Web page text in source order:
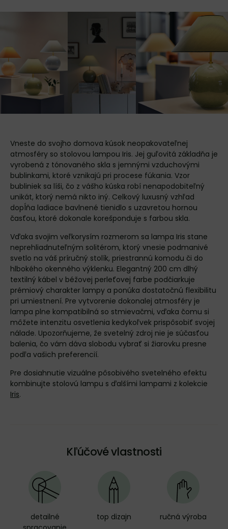
Vneste do svojho domova kúsok neopakovateľnej
atmosféry so stolovou lampou Iris. Jej guľovitá základňa je
vyrobená z tónovaného skla s jemnými vzduchovými
bublinkami, ktoré vznikajú pri procese fúkania. Vzor
bubliniek sa líši, čo z vášho kúska robí nenapodobiteľný
unikát, ktorý nemá nikto iný. Celkový luxusný vzhľad
dopĺňa ladiace bavlnené tienidlo s uzavretou hornou
časťou, ktoré dokonale korešponduje s farbou skla.
Vďaka svojim veľkorysím rozmerom sa lampa Iris stane
neprehliadnuteľným solitérom, ktorý vnesie podmanivé
svetlo na váš príručný stolík, priestrannú komodu či do
hlbokého okenného výklenku. Elegantný 200 cm dlhý
textilný kábel v béžovej perleťovej farbe podčiarkuje
prémiový charakter lampy a ponúka dostatočnú flexibilitu
pri umiestnení. Pre vytvorenie dokonalej atmosféry je
lampa plne kompatibilná so stmievačmi, vďaka čomu si
môžete intenzitu osvetlenia kedykoľvek prispôsobiť svojej
nálade. Upozorňujeme, že svetelný zdroj nie je súčasťou
balenia, čo vám dáva slobodu vybrať si žiarovku presne
podľa vašich preferencií.
Pre dosiahnutie vizuálne pôsobivého svetelného efektu
kombinujte stolovú lampu s ďalšími lampami z kolekcie
Iris.
Kľúčové vlastnosti
detailné
top dizajn ručná výroba